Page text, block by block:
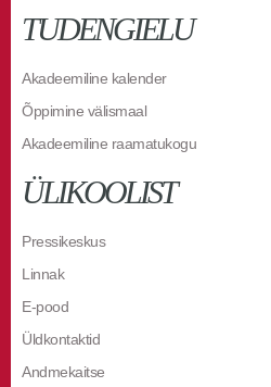
TUDENGIELU
Akadeemiline kalender
Õppimine välismaal
Akadeemiline raamatukogu
ÜLIKOOLIST
Pressikeskus
Linnak
E-pood
Üldkontaktid
Andmekaitse